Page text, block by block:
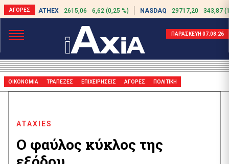
ATHEX 2615,06 6,62 (0,25 %) NASDAQ 29717,20 343,87
ΠΑΡΑΣΚΕΥΗ 07.08.26
ΟΙΚΟΝΟΜΙΑ ΤΡΑΠΕΖΕΣ ΕΠΙΧΕΙΡΗΣΕΙΣ ΑΓΟΡΕΣ ΠΟΛΙΤΙΚΗ
ATAXIES
Ο φαύλος κύκλος της